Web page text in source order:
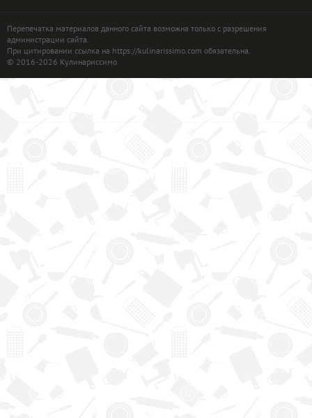
Перепечатка материалов данного сайта возможна только с разрешения
администрации сайта.
При цитировании ссылка на https://kulinarissimo.com обязательна.
© 2016-2026 Кулинариссимо